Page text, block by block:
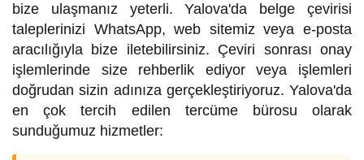
bize ulaşmanız yeterli. Yalova'da belge çevirisi
taleplerinizi WhatsApp, web sitemiz veya e-posta
aracılığıyla bize iletebilirsiniz. Çeviri sonrası onay
işlemlerinde size rehberlik ediyor veya işlemleri
doğrudan sizin adınıza gerçekleştiriyoruz. Yalova'da
en çok tercih edilen tercüme bürosu olarak
sunduğumuz hizmetler: